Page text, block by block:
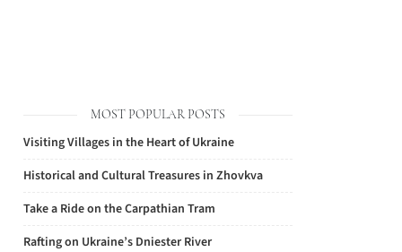
MOST POPULAR POSTS
Visiting Villages in the Heart of Ukraine
Historical and Cultural Treasures in Zhovkva
Take a Ride on the Carpathian Tram
Rafting on Ukraine’s Dniester River